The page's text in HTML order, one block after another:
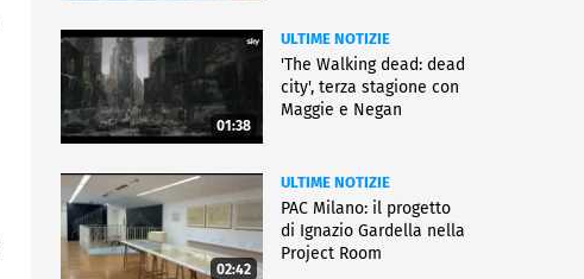
01:38
ULTIME NOTIZIE
'The Walking dead: dead
city', terza stagione con
Maggie e Negan
02:42
ULTIME NOTIZIE
PAC Milano: il progetto
di Ignazio Gardella nella
Project Room